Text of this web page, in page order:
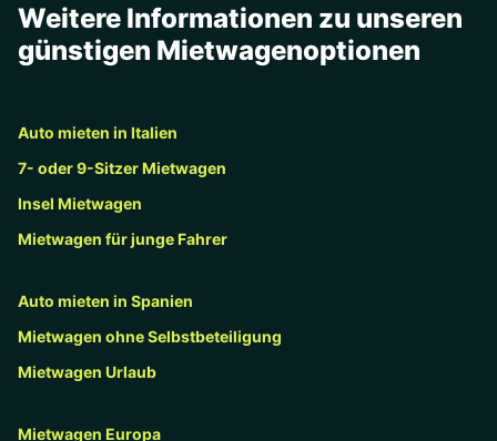
Weitere Informationen zu unseren
günstigen Mietwagenoptionen
Auto mieten in Italien
7- oder 9-Sitzer Mietwagen
Insel Mietwagen
Mietwagen für junge Fahrer
Auto mieten in Spanien
Mietwagen ohne Selbstbeteiligung
Mietwagen Urlaub
Mietwagen Europa